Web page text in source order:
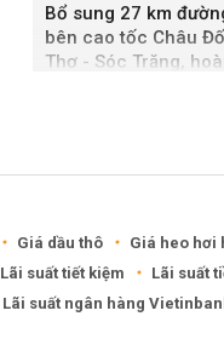
Bổ sung 27 km
bên cao tốc Châu
Thơ - Sóc Trăng,
Giá dầu thô Giá heo hơi
Lãi suất tiết kiệm Lãi suất
Lãi suất ngân hàng